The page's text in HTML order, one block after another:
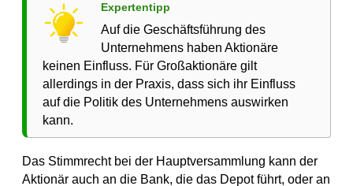
Expertentipp
Auf die Geschäftsführung des
Unternehmens haben Aktionäre
keinen Einfluss. Für Großaktionäre gilt
allerdings in der Praxis, dass sich ihr Einfluss
auf die Politik des Unternehmens auswirken
kann.
Das Stimmrecht bei der Hauptversammlung kann der
Aktionär auch an die Bank, die das Depot führt, oder an